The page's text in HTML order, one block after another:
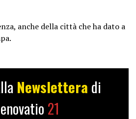
anche della città che ha dato a
Newslettera di
21